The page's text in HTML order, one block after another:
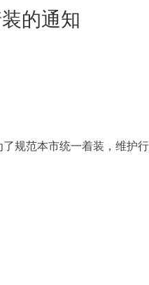
的通知
规范本市统一着装，维护